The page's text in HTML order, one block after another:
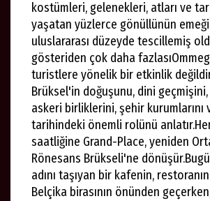
kostümleri, gelenekleri, atları ve
yaşatan yüzlerce gönüllünün
uluslararası düzeyde tescillemiş
gösteriden çok daha
turistlere yönelik bir etkinlik
Brüksel'in doğuşunu, dini geçmişini,
askeri birliklerini, şehir kurumlarını
tarihindeki önemli rolünü
saatliğine Grand-Place, yeniden
Rönesans Brükseli'ne
adını taşıyan bir kafenin,
Belçika birasının önünden